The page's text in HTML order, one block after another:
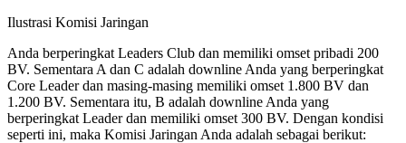
Ilustrasi Komisi Jaringan
Anda berperingkat Leaders Club dan memiliki omset pribadi 200
BV. Sementara A dan C adalah downline Anda yang berperingkat
Core Leader dan masing-masing memiliki omset 1.800 BV dan
1.200 BV. Sementara itu, B adalah downline Anda yang
berperingkat Leader dan memiliki omset 300 BV. Dengan kondisi
seperti ini, maka Komisi Jaringan Anda adalah sebagai berikut: